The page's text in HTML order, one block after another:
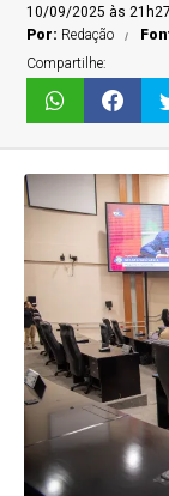
10/09/2025 às 21h27
Por: Redação
Compartilhe: